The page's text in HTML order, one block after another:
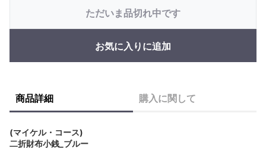
ただいま品切れ中です
お気に入りに追加
商品詳細 購入に関して
(マイケル・コース)
二折財布小銭_ブルー